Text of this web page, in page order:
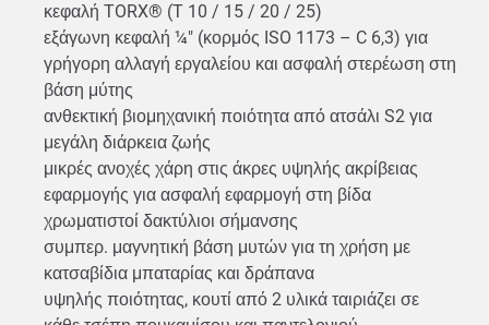
κεφαλή TORX® (T 10 / 15 / 20 / 25)
εξάγωνη κεφαλή ¼" (κορμός ISO 1173 – C 6,3) για
γρήγορη αλλαγή εργαλείου και ασφαλή στερέωση στη
βάση μύτης
ανθεκτική βιομηχανική ποιότητα από ατσάλι S2 για
μεγάλη διάρκεια ζωής
μικρές ανοχές χάρη στις άκρες υψηλής ακρίβειας
εφαρμογής για ασφαλή εφαρμογή στη βίδα
χρωματιστοί δακτύλιοι σήμανσης
συμπερ. μαγνητική βάση μυτών για τη χρήση με
κατσαβίδια μπαταρίας και δράπανα
υψηλής ποιότητας, κουτί από 2 υλικά ταιριάζει σε